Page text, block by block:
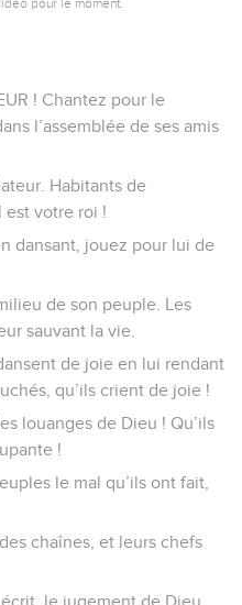
! Chantez pour le
l’assemblée de ses amis
Habitants de
est votre roi !
dansant, jouez pour lui de
de son peuple. Les
sauvant la vie.
de joie en lui rendant
qu’ils crient de joie !
louanges de Dieu ! Qu’ils
!
le mal qu’ils ont fait,
chaînes, et leurs chefs
le jugement de Dieu.